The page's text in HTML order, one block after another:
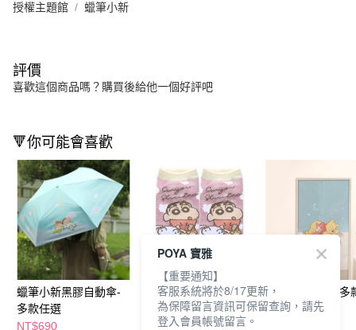
授權主題館 蠟筆小新
評價
喜歡這個商品嗎？購買後給他一個好評吧
🔻你可能會喜歡
蠟筆小新黑膠自動傘-
多款任選
NT$690
蠟筆小新直版襪-藕-多
款任選
NT$59
迪士尼長門簾-多
選
POYA 寶雅
【重要通知】
客服系統將於8/17更新，
為保障留言資訊可保留查詢，請先
登入會員帳號留言。